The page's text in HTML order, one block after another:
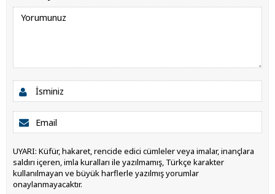
UYARI: Küfür, hakaret, rencide edici cümleler veya imalar, inançlara
saldırı içeren, imla kuralları ile yazılmamış, Türkçe karakter
kullanılmayan ve büyük harflerle yazılmış yorumlar
onaylanmayacaktır.